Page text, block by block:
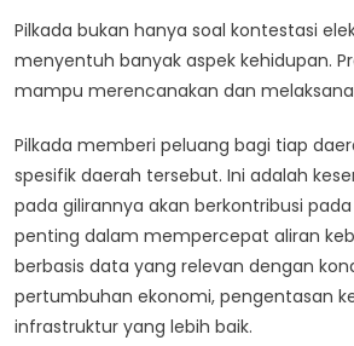
Pilkada bukan hanya soal kontestasi
menyentuh banyak aspek kehidupan.
mampu merencanakan dan
Pilkada memberi peluang bagi tiap
spesifik daerah tersebut. Ini adalah
pada gilirannya akan berkontribusi
penting dalam mempercepat aliran
berbasis data yang relevan dengan
pertumbuhan ekonomi, pengentasan
infrastruktur yang lebih baik.